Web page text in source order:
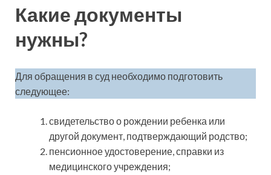
Какие документы
нужны?
Для обращения в суд необходимо подготовить
следующее:
свидетельство о рождении ребенка или
другой документ, подтверждающий родство;
пенсионное удостоверение, справки из
медицинского учреждения;